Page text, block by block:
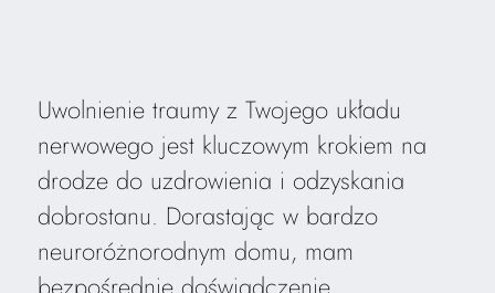
Uwolnienie traumy z Twojego układu
nerwowego jest kluczowym krokiem na
drodze do uzdrowienia i odzyskania
dobrostanu. Dorastając w bardzo
neuroróżnorodnym domu, mam
bezpośrednie doświadczenie